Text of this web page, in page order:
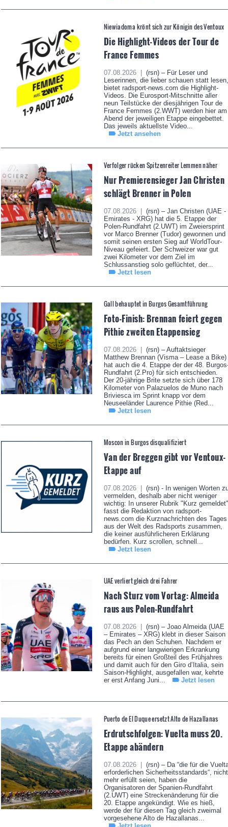
Niewiadoma krönt sich zur Königin des Ventoux
Die Highlight-Videos der Tour de
France Femmes
07.08.2026 |
(rsn) – Für Leser und
Leserinnen, die lieber schauen statt lesen,
bietet radsport-news.com die Highlight-
Videos. Die Eurosport-Mitschnitte aller
neun Teilstücke der diesjährigen Tour de
France Femmes (2.WWT) werden hier am
Abend der jeweiligen Etappe eingebettet.
Das jeweils aktuellste Video...
Jetzt ansehen
Verfolger rücken Spitzenreiter Lemmen näher
Nur Premierensieger Jan Christen
schlägt Brenner in Polen
07.08.2026 |
(rsn) – Jan Christen (UAE -
Emirates - XRG) hat die 5. Etappe der
Polen-Rundfahrt (2.UWT) im Zweiersprint
vor Marco Brenner (Tudor) gewonnen und
somit seinen ersten Sieg auf WorldTour-
Niveau gefeiert. Der Schweizer war gut
zwei Kilometer vor dem Ziel im
Schlussanstieg solo geflüchtet, der...
Jetzt lesen
Gall behauptet in Burgos Gesamtführung
Foto-Finish: Brennan feiert gegen
Pithie zweiten Etappensieg
07.08.2026 |
(rsn) – Auftaktsieger
Matthew Brennan (Visma – Lease a Bike)
hat auch die 4. Etappe der der 48.
Rundfahrt (2.Pro) für sich entschieden.
Der 20-jährige Brite setzte sich über 178
Kilometer von Palazuelos de Muno nach
Briviesca im Sprint knapp vor dem
Neuseeländer Laurence Pithie (Red...
Jetzt lesen
Moscon in Burgos disqualifiziert
Van der Breggen gibt vor Ventoux-
Etappe auf
07.08.2026 |
(rsn) - In wenigen Worten
vermelden, deshalb aber nicht weniger
wichtig: In unserer Rubrik "Kurz gemeldet"
fasst die Redaktion von radsport-
news.com die Kurznachrichten des Tages
aus der Welt des Radsports zusammen,
die keiner ausführlicheren Erklärung
bedürfen. Kurz scrollen, schnell...
Jetzt lesen
UAE verliert gleich drei Fahrer
Nach Sturz vom Vortag: Almeida
raus aus Polen-Rundfahrt
07.08.2026 |
(rsn) – Joao Almeida (UAE
– Emirates – XRG) klebt in dieser Saison
das Pech an den Schuhen. Nachdem er
aufgrund einer langwierigen Erkrankung
bereits für einen Großteil des Frühjahres
und damit auch für den Giro d’Italia, sein
Saison-Highlight, ausgefallen war, kehrte
er erst Anfang Juni...
Jetzt lesen
Puerto de El Duque ersetzt Alto de Hazallanas
Erdrutschfolgen: Vuelta muss 20.
Etappe abändern
07.08.2026 |
(rsn) – Da “die für die
erforderlichen Sicherheitsstandards“, nicht
mehr erfüllt seien, haben die
Organisatoren der Spanien-Rundfahrt
(2.UWT) eine Streckenänderung für die
20. Etappe angekündigt. Wie es hieß,
werde der für diesen Tag gleich zweimal
vorgesehene Alto de Hazallanas...